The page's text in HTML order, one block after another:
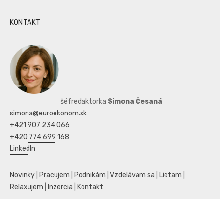
KONTAKT
šéfredaktorka Simona Česaná
simona@euroekonom.sk
+421 907 234 066
+420 774 699 168
LinkedIn
Novinky Pracujem Podnikám Vzdelávam sa Lietam
Relaxujem
Inzercia Kontakt